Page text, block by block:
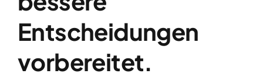
Entscheidungen
vorbereitet.